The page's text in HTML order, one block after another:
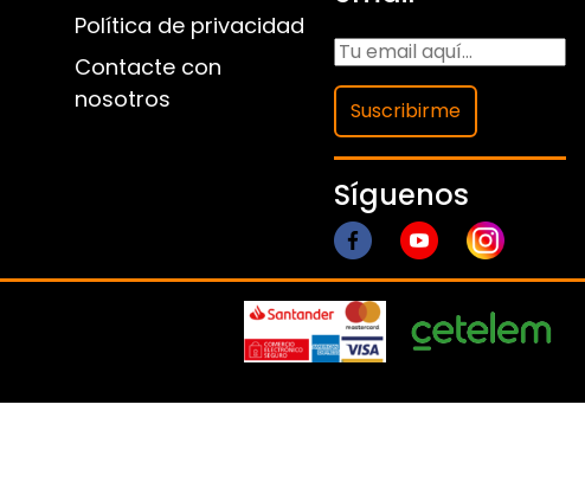
Política de privacidad
Contacte con
nosotros
Suscribirme
Síguenos